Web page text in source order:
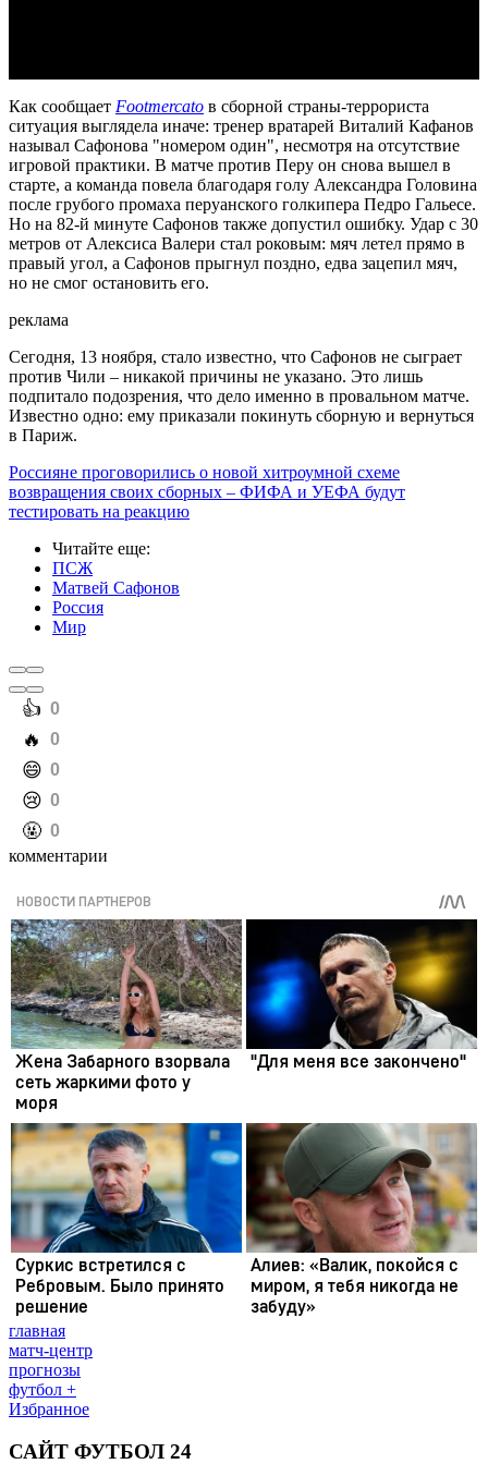
Как сообщает Footmercato в сборной страны-террориста
ситуация выглядела иначе: тренер вратарей Виталий Кафанов
называл Сафонова "номером один", несмотря на отсутствие
игровой практики. В матче против Перу он снова вышел в
старте, а команда повела благодаря голу Александра Головина
после грубого промаха перуанского голкипера Педро Гальесе.
Но на 82-й минуте Сафонов также допустил ошибку. Удар с 30
метров от Алексиса Валери стал роковым: мяч летел прямо в
правый угол, а Сафонов прыгнул поздно, едва зацепил мяч,
но не смог остановить его.
реклама
Сегодня, 13 ноября, стало известно, что Сафонов не сыграет
против Чили – никакой причины не указано. Это лишь
подпитало подозрения, что дело именно в провальном матче.
Известно одно: ему приказали покинуть сборную и вернуться
в Париж.
Россияне проговорились о новой хитроумной схеме
возвращения своих сборных – ФИФА и УЕФА будут
тестировать на реакцию
Читайте еще:
ПСЖ
Матвей Сафонов
Россия
Мир
️👍 0
️🔥 0
️😄 0
️😢 0
️🤬 0
комментарии
главная
матч-центр
прогнозы
футбол +
Избранное
САЙТ ФУТБОЛ 24